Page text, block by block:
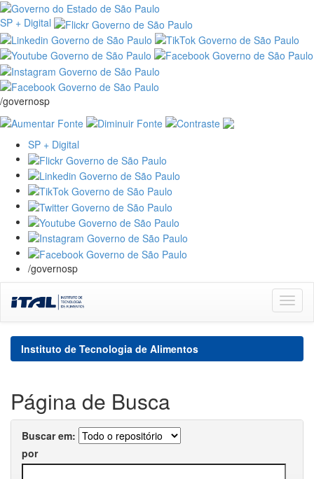
SP + Digital
/governosp
SP + Digital
/governosp
navigation
Instituto de Tecnologia de Alimentos
Página de Busca
Buscar em:
por